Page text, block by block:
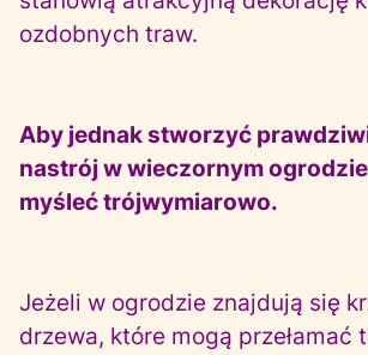
ozdobnych traw.
Aby jednak stworzyć
nastrój w wieczornym
myśleć trójwymiarowo.
Jeżeli w ogrodzie znajdują się
drzewa, które mogą przełamać